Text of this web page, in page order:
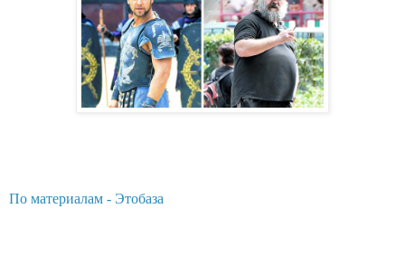
По материалам - Этобаза